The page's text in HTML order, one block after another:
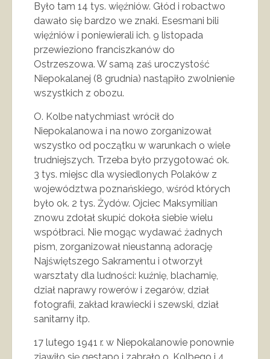
Było tam 14 tys. więźniów. Głód i robactwo
dawało się bardzo we znaki. Esesmani bili
więźniów i poniewierali ich. 9 listopada
przewieziono franciszkanów do
Ostrzeszowa. W samą zaś uroczystość
Niepokalanej (8 grudnia) nastąpiło zwolnienie
wszystkich z obozu.
O. Kolbe natychmiast wrócił do
Niepokalanowa i na nowo zorganizował
wszystko od początku w warunkach o wiele
trudniejszych. Trzeba było przygotować ok.
3 tys. miejsc dla wysiedlonych Polaków z
województwa poznańskiego, wśród których
było ok. 2 tys. Żydów. Ojciec Maksymilian
znowu zdołał skupić dokoła siebie wielu
współbraci. Nie mogąc wydawać żadnych
pism, zorganizował nieustanną adorację
Najświętszego Sakramentu i otworzył
warsztaty dla ludności: kuźnię, blacharnię,
dział naprawy rowerów i zegarów, dział
fotografii, zakład krawiecki i szewski, dział
sanitarny itp.
17 lutego 1941 r. w Niepokalanowie ponownie